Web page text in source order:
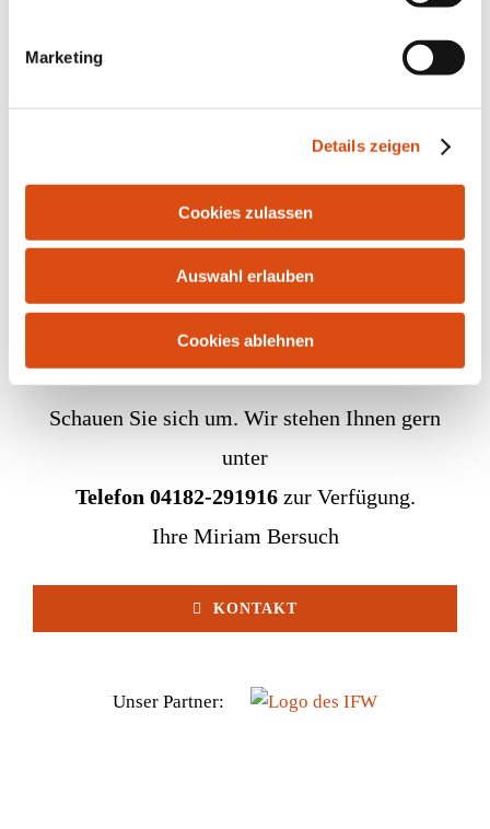
Marketing
Details zeigen
Cookies zulassen
Auswahl erlauben
Cookies ablehnen
Kontakt Impressum Datenschutz Widerrufsrecht
Schauen Sie sich um. Wir stehen Ihnen gern
unter
Telefon 04182-291916zur Verfügung.
Ihre Miriam Bersuch
KONTAKT
Unser Partner: